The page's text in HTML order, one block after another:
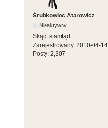
Śrubkowiec Atarowicz
Nieaktywny
Skąd: stamtąd
Zarejestrowany: 2010-04-14
Posty: 2,307